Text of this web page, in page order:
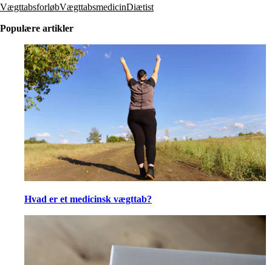
VægttabsforløbVægttabsmedicinDiætist
Populære artikler
Hvad er et medicinsk vægttab?